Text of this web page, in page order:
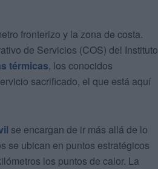
fronterizo y la zona de costa.
de Servicios (COS) del Instituto
térmicas, los conocidos
sacrificado, el que está aquí
se encargan de ir más allá de lo
se ubican en puntos estratégicos
los puntos de calor. La